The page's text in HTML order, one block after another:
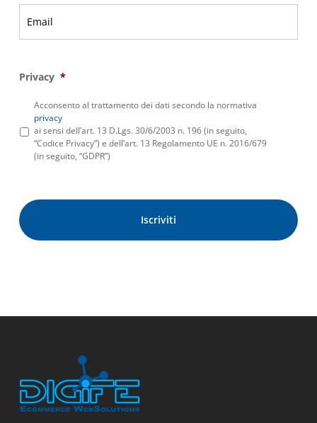
Privacy *
Acconsento al trattamento dei dati secondo la normativa
privacy
ai sensi dell’art. 13 D.Lgs. 30/6/2003 n. 196 (in seguito,
“Codice Privacy”) e dell’art. 13 Regolamento UE n. 2016/679
(in seguito, “GDPR”)